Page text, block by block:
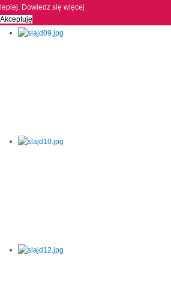
lepiej. Dowiedz się więcej
Akceptuję